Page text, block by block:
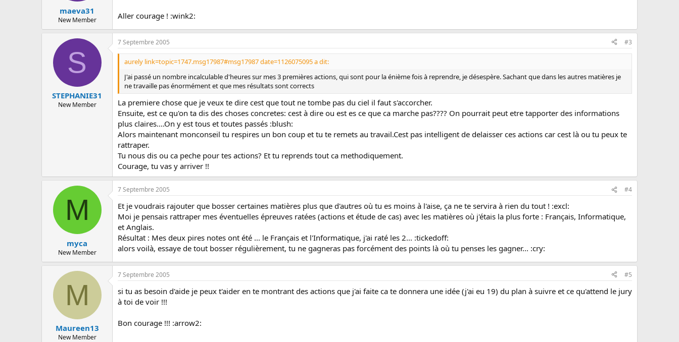
maeva31
New Member Aller courage ! :wink2:
S
STEPHANIE31
New Member
7 Septembre 2005 #3
aurely link=topic=1747.msg17987#msg17987 date=1126075095 a dit:
J'ai passé un nombre incalculable d'heures sur mes 3 premières actions, qui sont pour la énième fois à reprendre, je désespère. Sachant que dans les autres matières je
ne travaille pas énormément et que mes résultats sont corrects
La premiere chose que je veux te dire cest que tout ne tombe pas du ciel il faut s'accorcher.
Ensuite, est ce qu'on ta dis des choses concretes: cest à dire ou est es ce que ca marche pas???? On pourrait peut etre tapporter des informations
plus claires....On y est tous et toutes passés :blush:
Alors maintenant monconseil tu respires un bon coup et tu te remets au travail.Cest pas intelligent de delaisser ces actions car cest là ou tu peux te
rattraper.
Tu nous dis ou ca peche pour tes actions? Et tu reprends tout ca methodiquement.
Courage, tu vas y arriver !!
M
myca
New Member
7 Septembre 2005 #4
Et je voudrais rajouter que bosser certaines matières plus que d'autres où tu es moins à l'aise, ça ne te servira à rien du tout ! :excl:
Moi je pensais rattraper mes éventuelles épreuves ratées (actions et étude de cas) avec les matières où j'étais la plus forte : Français, Informatique,
et Anglais.
Résultat : Mes deux pires notes ont été ... le Français et l'Informatique, j'ai raté les 2... :tickedoff:
alors voilà, essaye de tout bosser régulièrement, tu ne gagneras pas forcément des points là où tu penses les gagner... :cry:
M
Maureen13
New Member
7 Septembre 2005 #5
si tu as besoin d'aide je peux t'aider en te montrant des actions que j'ai faite ca te donnera une idée (j'ai eu 19) du plan à suivre et ce qu'attend le jury
à toi de voir !!!
Bon courage !!! :arrow2: